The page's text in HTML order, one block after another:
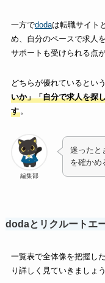
一方でdodaは転職サイト
め、自分のペースで求人
サポートも受けられる点
どちらが優れているとい
いか」「自分で求人を探
す。
編集部
迷ったと
を確かめ
dodaとリクルートエ
一覧表で全体像を把握し
り詳しく見ていきましょう